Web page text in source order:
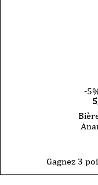
-
Gagnez 3